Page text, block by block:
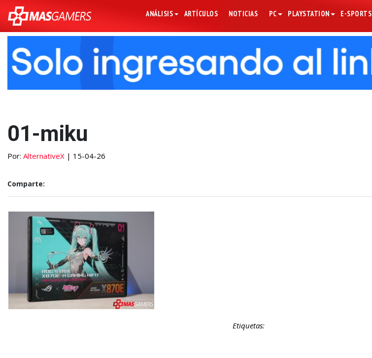
ANÁLISIS ARTÍCULOS NOTICIAS PC PLAYSTATION E-SPORTS
01-miku
Por: AlternativeX | 15-04-26
Comparte:
Etiquetas: